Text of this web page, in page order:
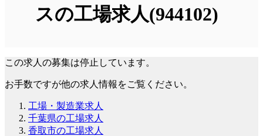
スの工場求人(944102)
この求人の募集は停止しています。
お手数ですが他の求人情報をご覧ください。
工場・製造業求人
千葉県の工場求人
香取市の工場求人